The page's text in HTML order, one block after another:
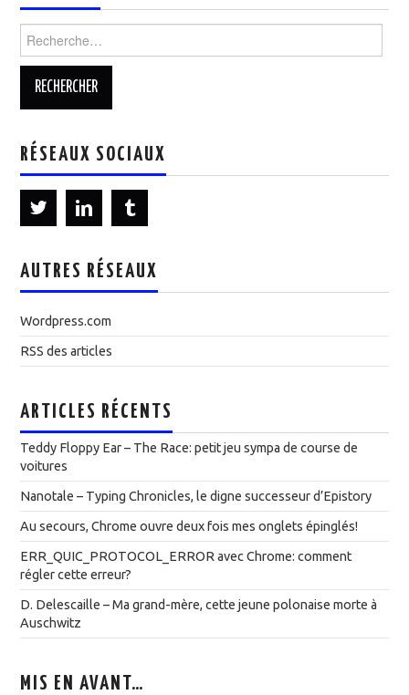
Rechercher :
RÉSEAUX SOCIAUX
AUTRES RÉSEAUX
Wordpress.com
RSS des articles
ARTICLES RÉCENTS
Teddy Floppy Ear – The Race: petit jeu sympa de course de
voitures
Nanotale – Typing Chronicles, le digne successeur d’Epistory
Au secours, Chrome ouvre deux fois mes onglets épinglés!
ERR_QUIC_PROTOCOL_ERROR avec Chrome: comment
régler cette erreur?
D. Delescaille – Ma grand-mère, cette jeune polonaise morte à
Auschwitz
MIS EN AVANT…